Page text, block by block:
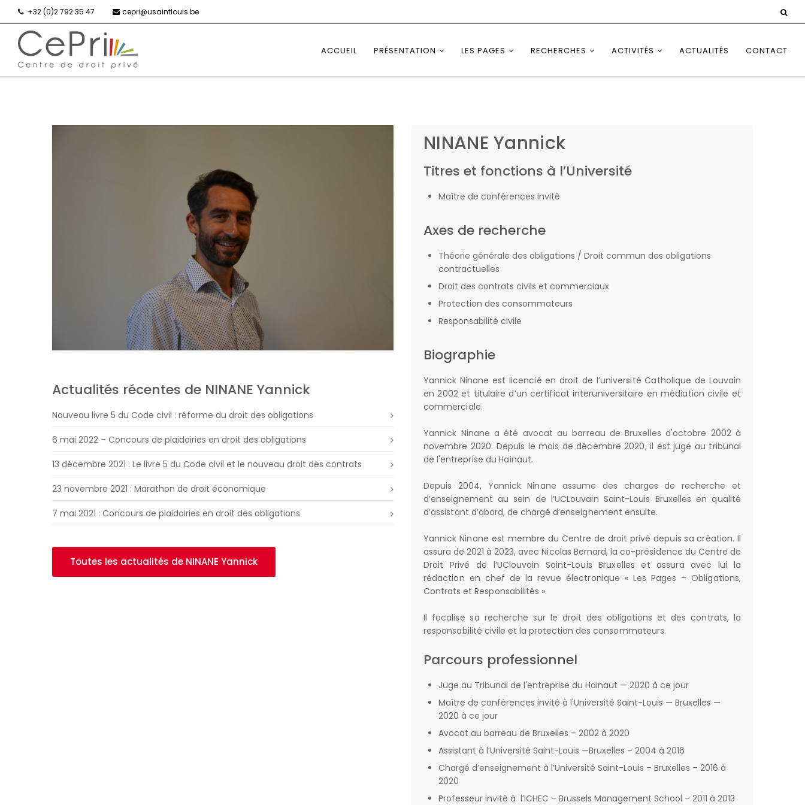
+32 (0)2 792 35 47 cepri@usaintlouis.be
ACCUEIL PRÉSENTATION LES PAGES RECHERCHES ACTIVITÉS ACTUALITÉS CONTACT
Actualités récentes de NINANE Yannick
Nouveau livre 5 du Code civil : réforme du droit des obligations
6 mai 2022 – Concours de plaidoiries en droit des obligations
13 décembre 2021 : Le livre 5 du Code civil et le nouveau droit des contrats
23 novembre 2021 : Marathon de droit économique
7 mai 2021 : Concours de plaidoiries en droit des obligations
Toutes les actualités de NINANE Yannick
NINANE Yannick
Titres et fonctions à l’Université
Maître de conférences invité
Axes de recherche
Théorie générale des obligations / Droit commun des obligations
contractuelles
Droit des contrats civils et commerciaux
Protection des consommateurs
Responsabilité civile
Biographie
Yannick Ninane est licencié en droit de l’université Catholique de Louvain
en 2002 et titulaire d’un certificat interuniversitaire en médiation civile et
commerciale.
Yannick Ninane a été avocat au barreau de Bruxelles d'octobre 2002 à
novembre 2020. Depuis le mois de décembre 2020, il est juge au tribunal
de l'entreprise du Hainaut.
Depuis 2004, Yannick Ninane assume des charges de recherche et
d’enseignement au sein de l’UCLouvain Saint-Louis Bruxelles en qualité
d’assistant d’abord, de chargé d’enseignement ensuite.
Yannick Ninane est membre du Centre de droit privé depuis sa création. Il
assura de 2021 à 2023, avec Nicolas Bernard, la co-présidence du Centre de
Droit Privé de l’UClouvain Saint-Louis Bruxelles et assura avec lui la
rédaction en chef de la revue électronique « Les Pages – Obligations,
Contrats et Responsabilités ».
Il focalise sa recherche sur le droit des obligations et des contrats, la
responsabilité civile et la protection des consommateurs.
Parcours professionnel
Juge au Tribunal de l'entreprise du Hainaut — 2020 à ce jour
Maître de conférences invité à l'Université Saint-Louis — Bruxelles —
2020 à ce jour
Avocat au barreau de Bruxelles – 2002 à 2020
Assistant à l’Université Saint-Louis —Bruxelles – 2004 à 2016
Chargé d’enseignement à l’Université Saint-Louis – Bruxelles – 2016 à
2020
Professeur invité à l’ICHEC – Brussels Management School – 2011 à 2013